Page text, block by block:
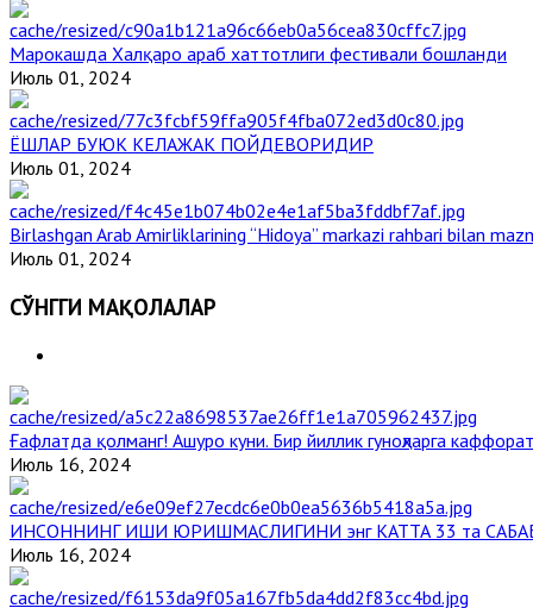
Марокашда Халқаро араб хаттотлиги фестивали бошланди
Июль 01, 2024
ЁШЛАР БУЮК КЕЛАЖАК ПОЙДЕВОРИДИР
Июль 01, 2024
Birlashgan Arab Amirliklarining “Hidoya” markazi rahbari bilan
Июль 01, 2024
СЎНГГИ МАҚОЛАЛАР
Ғафлатда қолманг! Ашуро куни. Бир йиллик гуноҳларга
Июль 16, 2024
ИНСОННИНГ ИШИ ЮРИШМАСЛИГИНИ энг КАТТА 33 та
Июль 16, 2024